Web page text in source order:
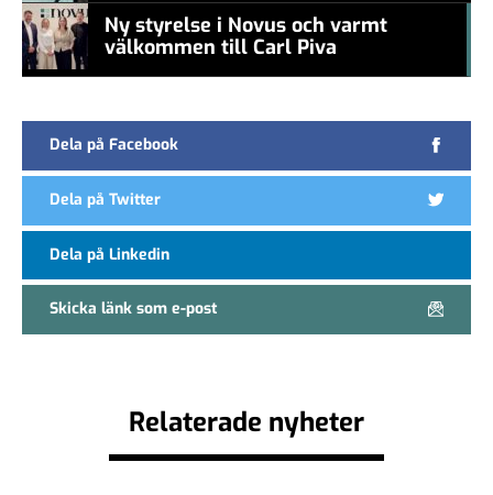
Ny styrelse i Novus och varmt
välkommen till Carl Piva
Dela på Facebook
Dela på Twitter
Dela på Linkedin
Skicka länk som e-post
Relaterade nyheter